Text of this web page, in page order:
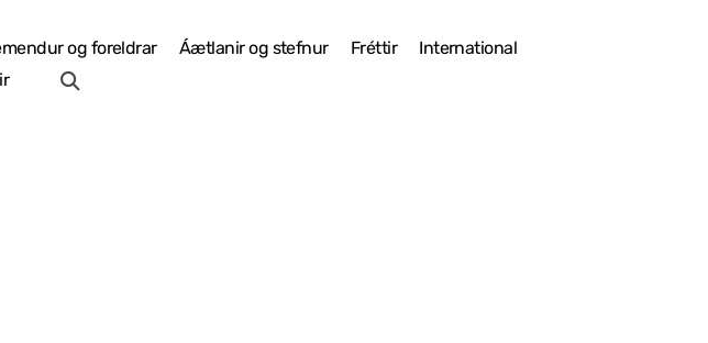
og foreldrar Áætlanir og stefnur Fréttir
International